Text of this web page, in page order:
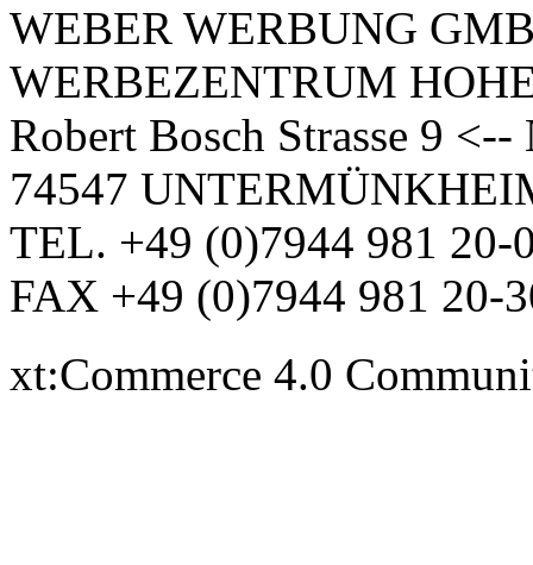
WEBER WERBUNG
WERBEZENTRUM
Robert Bosch Strasse 9
74547
TEL. +49 (0)7944 981 20-
FAX +49 (0)7944 981 20-
xt:Commerce 4.0